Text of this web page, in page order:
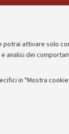
attivare solo
analisi dei
in "Mostra